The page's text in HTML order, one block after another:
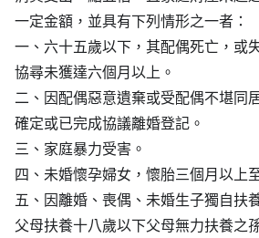
一定金額，並具有下列情形之一者：
一、六十五歲以下，其配偶死亡，或
協尋未獲達六個月以上。
二、因配偶惡意遺棄或受配偶不堪同
確定或已完成協議離婚登記。
三、家庭暴力受害。
四、未婚懷孕婦女，懷胎三個月以上
五、因離婚、喪偶、未婚生子獨自扶
父母扶養十八歲以下父母無力扶養之